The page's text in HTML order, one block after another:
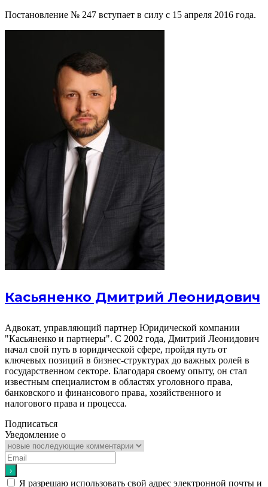
Постановление № 247 вступает в силу с 15 апреля 2016 года.
Касьяненко Дмитрий Леонидович
Адвокат, управляющий партнер Юридической компании
"Касьяненко и партнеры". С 2002 года, Дмитрий Леонидович
начал свой путь в юридической сфере, пройдя путь от
ключевых позиций в бизнес-структурах до важных ролей в
государственном секторе. Благодаря своему опыту, он стал
известным специалистом в областях уголовного права,
банковского и финансового права, хозяйственного и
налогового права и процесса.
Подписаться
Уведомление о
Я разрешаю использовать свой адрес электронной почты и